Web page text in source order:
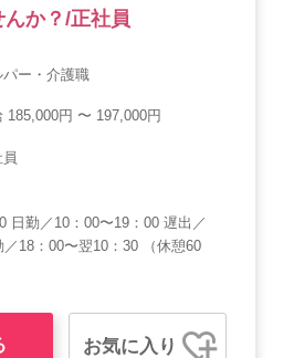
か？/正社員
パー・介護職
185,000円 〜 197,000円
日勤／10：00〜19：00 遅出／
18：00〜翌10：30 （休憩60
お気に入り